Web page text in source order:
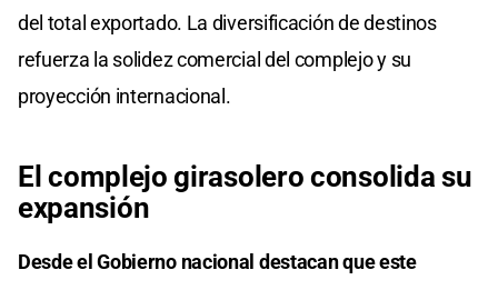
del total exportado. La diversificación de destinos
refuerza la solidez comercial del complejo y su
proyección internacional.
El complejo girasolero consolida su
expansión
Desde el Gobierno nacional destacan que este